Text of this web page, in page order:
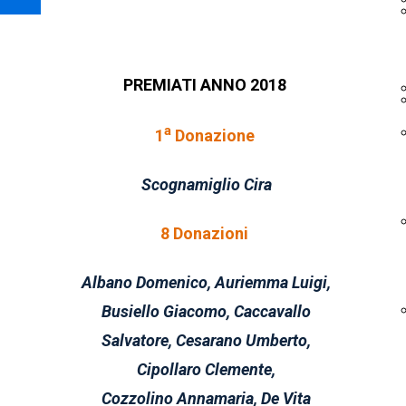
PREMIATI ANNO 2018
1a Donazione
Scognamiglio Cira
8 Donazioni
Albano Domenico, Auriemma Luigi,
Busiello Giacomo, Caccavallo
Salvatore, Cesarano Umberto,
Cipollaro Clemente,
Cozzolino Annamaria, De Vita